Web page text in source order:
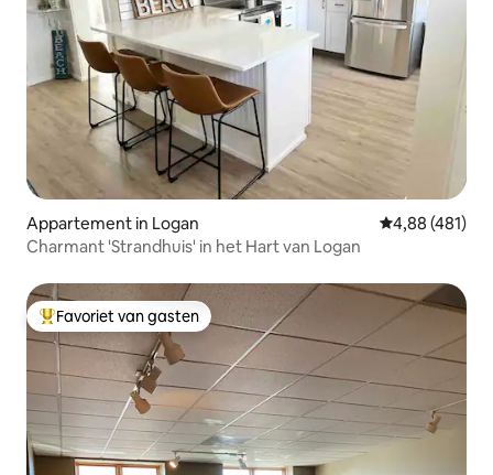
Appartement in Logan Gemiddelde
4,88 (481)
Charmant 'Strandhuis' in het Hart van Logan
Topfavoriet van gasten
Favoriet van gasten